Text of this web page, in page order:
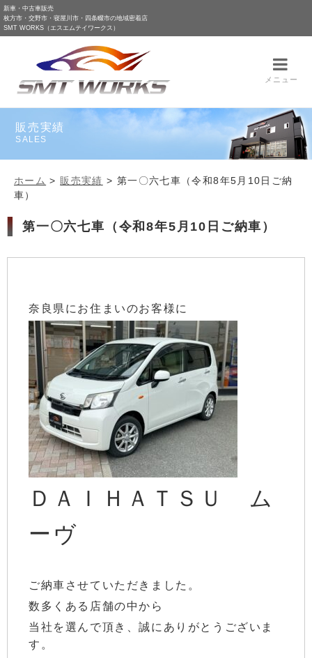
新車・中古車販売
枚方市・交野市・寝屋川市・四条畷市の地域密着店
SMT WORKS（エスエムテイワークス）
メニュー
販売実績
SALES
ホーム >販売実績 > 第一〇六七車（令和8年5月10日ご納
車）
第一〇六七車（令和8年5月10日ご納車）
奈良県にお住まいのお客様に
ＤＡＩＨＡＴＳＵ ム
ーヴ
ご納車させていただきました。
数多くある店舗の中から
当社を選んで頂き、誠にありがとうございま
す。